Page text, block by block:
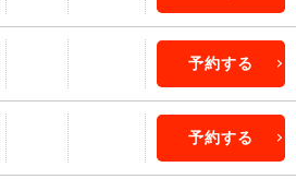
予約する
予約する